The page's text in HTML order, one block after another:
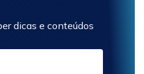
dicas e conteúdos